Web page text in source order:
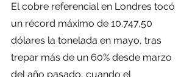
El cobre referencial en Londres tocó
un récord máximo de 10.747,50
dólares la tonelada en mayo, tras
trepar más de un 60% desde marzo
del año pasado, cuando el